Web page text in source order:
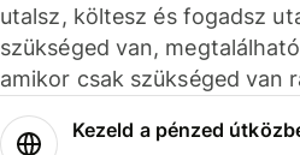
utalsz, költesz és fogadsz
szükséged van,
amikor csak szükséged van
Kezeld a pénzed